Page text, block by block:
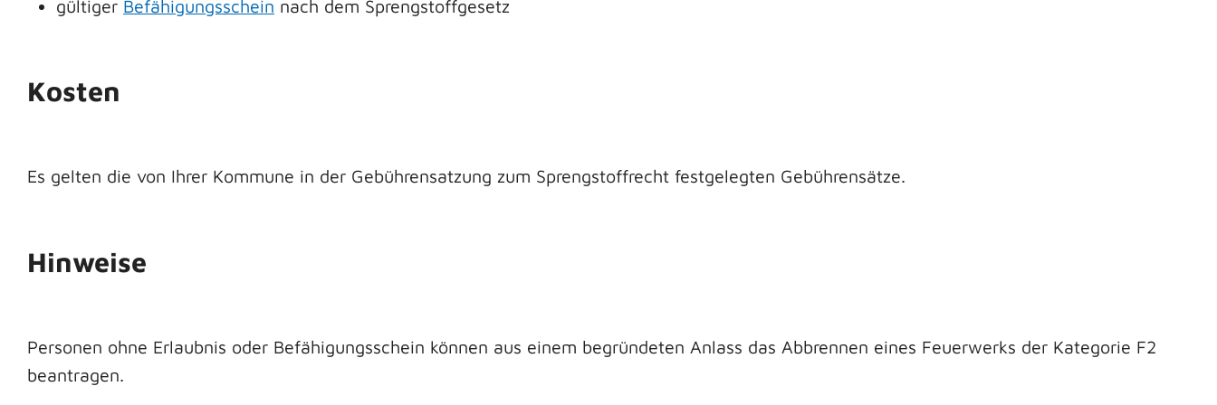
gültiger Befähigungsschein nach dem Sprengstoffgesetz
Kosten
Es gelten die von Ihrer Kommune in der Gebührensatzung zum Sprengstoffrecht festgelegten Gebührensätze.
Hinweise
Personen ohne Erlaubnis oder Befähigungsschein können aus einem begründeten Anlass das Abbrennen eines Feuerwerks der Kategorie F2
beantragen.